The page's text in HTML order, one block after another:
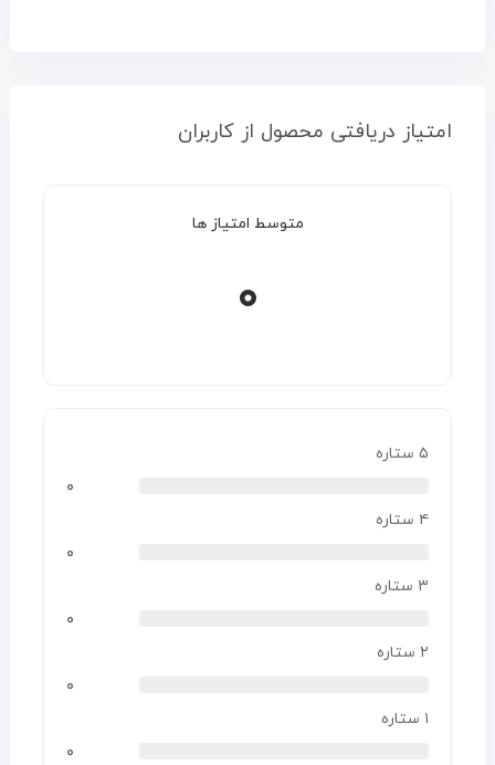
امتیاز دریافتی محصول از کاربران
متوسط امتیاز ها
۰
۵ ستاره
۰
۴ ستاره
۰
۳ ستاره
۰
۲ ستاره
۰
۱ ستاره
۰